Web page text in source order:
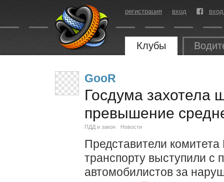
регистрация вход
Клубы
GooR
Госдума захотела
превышение
ПДД и закон Новости
Представители
транспорту выступили
автомобилистов за